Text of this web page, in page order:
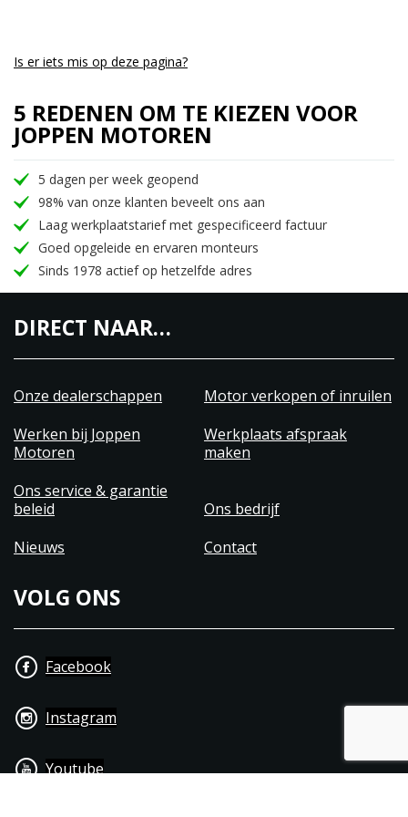
Is er iets mis op deze pagina?
5 REDENEN OM TE KIEZEN VOOR
JOPPEN MOTOREN
5 dagen per week geopend
98% van onze klanten beveelt ons aan
Laag werkplaatstarief met gespecificeerd factuur
Goed opgeleide en ervaren monteurs
Sinds 1978 actief op hetzelfde adres
DIRECT NAAR…
Onze dealerschappen
Motor verkopen of inruilen
Werken bij Joppen
Motoren
Werkplaats afspraak
maken
Ons service & garantie
beleid
Ons bedrijf
Nieuws
Contact
VOLG ONS
Facebook
Instagram
Youtube